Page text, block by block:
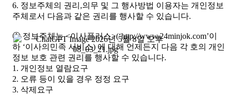
6. 정보주체의 권리,의무 및 그 행사방법 이용자는 개인정보
주체로서 다음과 같은 권리를 행사할 수 있습니다.
① 정보주체는 <이사플러스>(‘http://www.24minjok.com’이
하 ‘이사의민족 서비스) 에 대해 언제든지 다음 각 호의 개인
정보 보호 관련 권리를 행사할 수 있습니다.
1. 개인정보 열람요구
2. 오류 등이 있을 경우 정정 요구
3. 삭제요구